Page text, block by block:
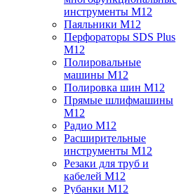
инструменты M12
Паяльники M12
Перфораторы SDS Plus
M12
Полировальные
машины M12
Полировка шин M12
Прямые шлифмашины
M12
Радио M12
Расширительные
инструменты M12
Резаки для труб и
кабелей M12
Рубанки M12